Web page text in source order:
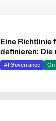
Eine Richtlinie
definieren: Die
intelligenter
AI Governance